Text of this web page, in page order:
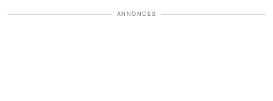
radical après ça
ANNONCES